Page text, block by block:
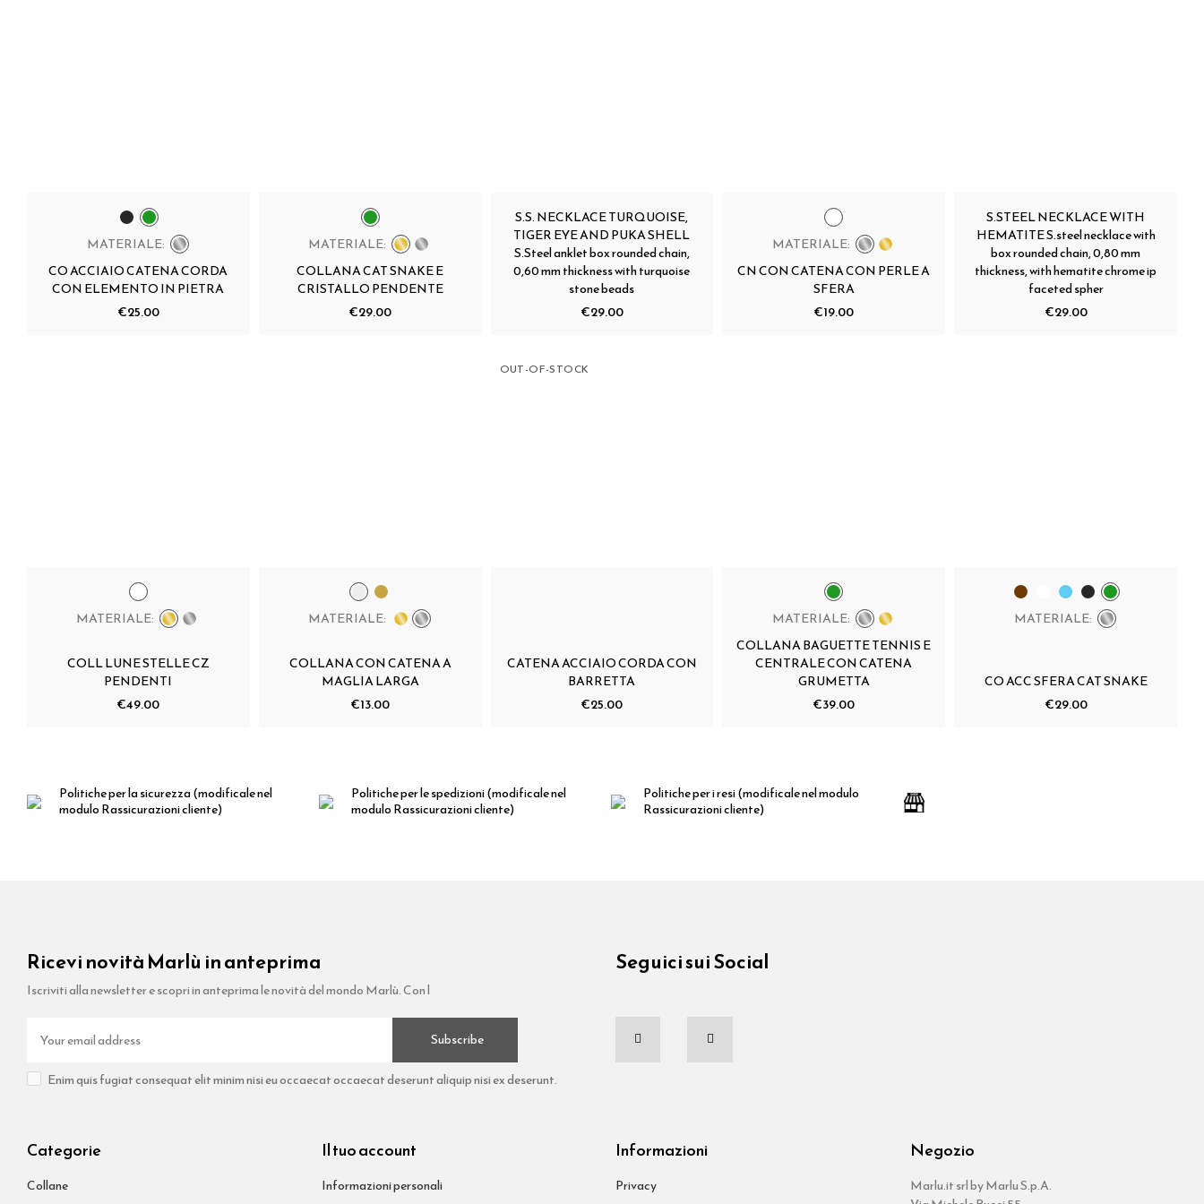
MATERIALE:
CO ACCIAIO CATENA CORDA
CON ELEMENTO IN PIETRA
€25.00
MATERIALE:
COLLANA CAT SNAKE E
CRISTALLO PENDENTE
€29.00
S.S. NECKLACE TURQUOISE,
TIGER EYE AND PUKA SHELL
S.Steel anklet box rounded chain,
0,60 mm thickness with turquoise
stone beads
€29.00
MATERIALE:
CN CON CATENA CON PERLE A
SFERA
€19.00
S.STEEL NECKLACE WITH
HEMATITE S.steel necklace with
box rounded chain, 0,80 mm
thickness, with hematite chrome ip
faceted spher
€29.00
MATERIALE:
COLL LUNE STELLE CZ
PENDENTI
€49.00
MATERIALE:
COLLANA CON CATENA A
MAGLIA LARGA
€13.00
OUT-OF-STOCK
CATENA ACCIAIO CORDA CON
BARRETTA
€25.00
MATERIALE:
COLLANA BAGUETTE TENNIS E
CENTRALE CON CATENA
GRUMETTA
€39.00
MATERIALE:
CO ACC SFERA CAT SNAKE
€29.00
Politiche per la sicurezza(modificale nel
modulo Rassicurazioni cliente)
Politiche per le spedizioni(modificale nel
modulo Rassicurazioni cliente)
Politiche per i resi(modificale nel modulo
Rassicurazioni cliente)
Ricevi novità Marlù in anteprima
Iscriviti alla newsletter e scopri in anteprima le novità del mondo Marlù. Con l
Subscribe
Enim quis fugiat consequat elit minim nisi eu occaecat occaecat deserunt aliquip nisi ex deserunt.
Seguici sui Social
Categorie
Collane
Il tuo account
Informazioni personali
Informazioni
Privacy
Negozio
Marlu.it srl by Marlu S.p.A.